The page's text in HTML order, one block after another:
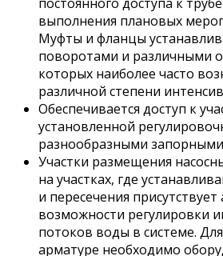
выполнения плановых
Муфты и фланцы
поворотами и различными
которых наиболее часто
различной степени
Обеспечивается доступ к
установленной
разнообразными
Участки размещения
на участках, где
и пересечения
возможности регулировки
потоков воды в системе.
арматуре необходимо